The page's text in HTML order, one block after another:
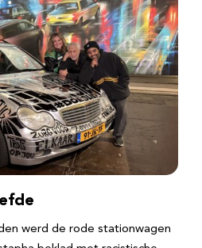
werd de rode stationwagen